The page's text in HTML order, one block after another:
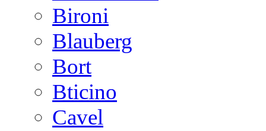
Bironi
Blauberg
Bort
Bticino
Cavel